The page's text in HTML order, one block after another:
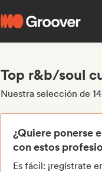
Top r&b/soul
Nuestra selección de
¿Quiere ponerse
con estos
Es fácil: ¡regístrate